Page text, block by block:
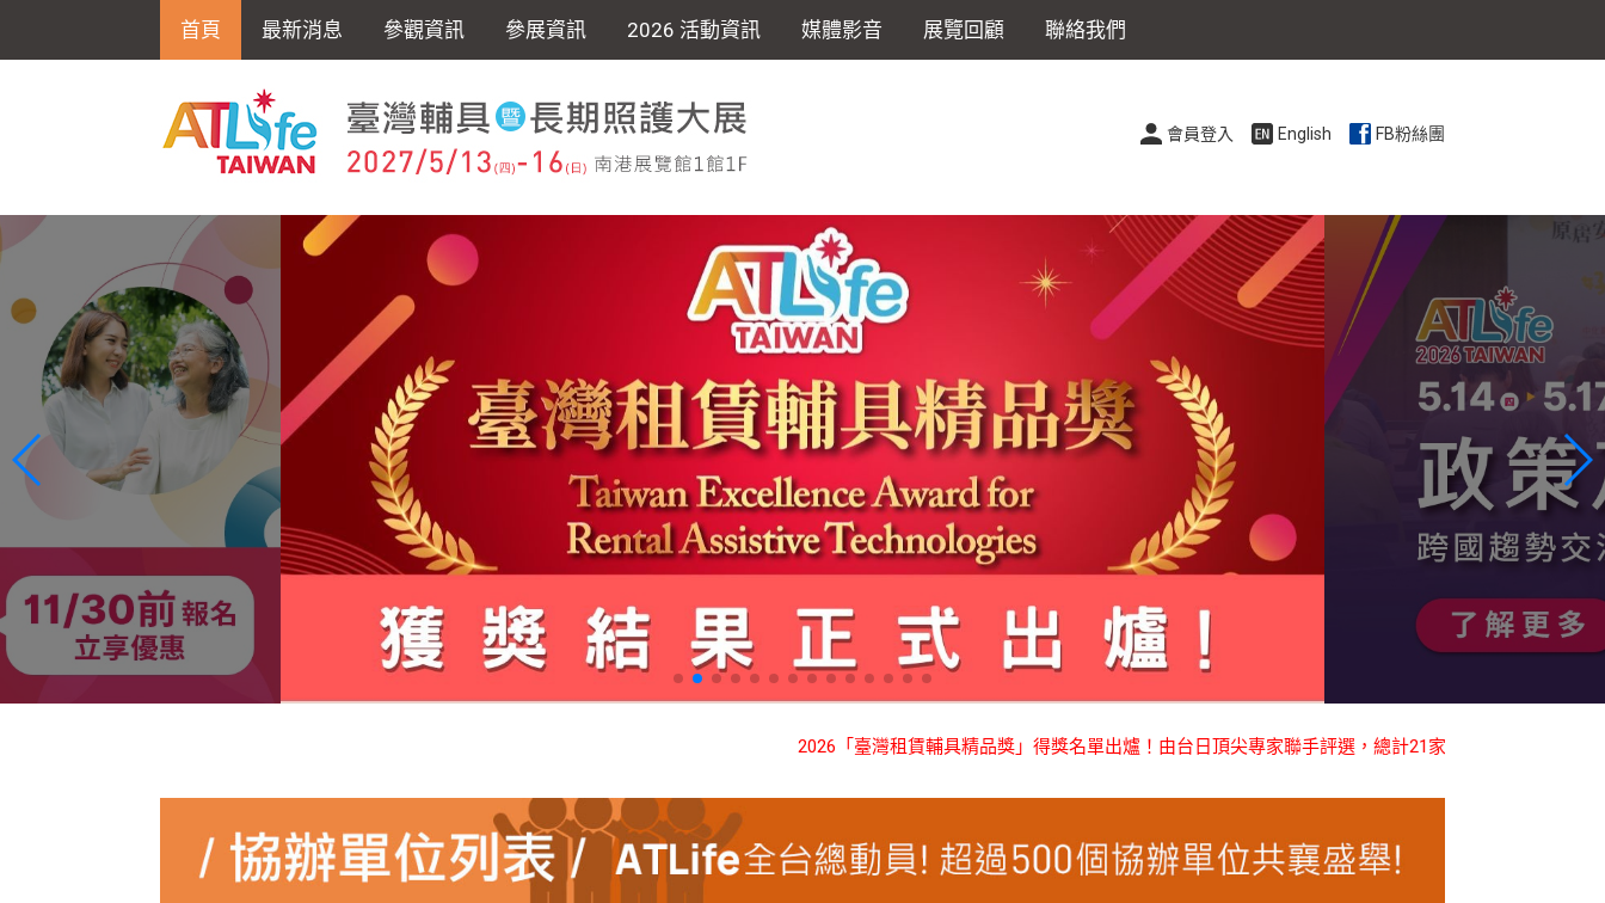
首頁 最新消息 參觀資訊 參展資訊 2026 活動資訊 媒體影音 展覽回顧 聯絡我們
會員登入 English FB粉絲團
2026「臺灣租賃輔具精品獎」得獎名單出爐！由台日頂尖專家聯手評選，總計21家廠商，共28個產品榮獲殊榮！